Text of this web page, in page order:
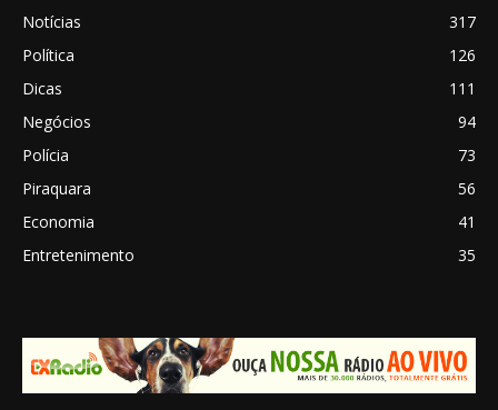
Notícias
317
Política
126
Dicas
111
Negócios
94
Polícia
73
Piraquara
56
Economia
41
Entretenimento
35